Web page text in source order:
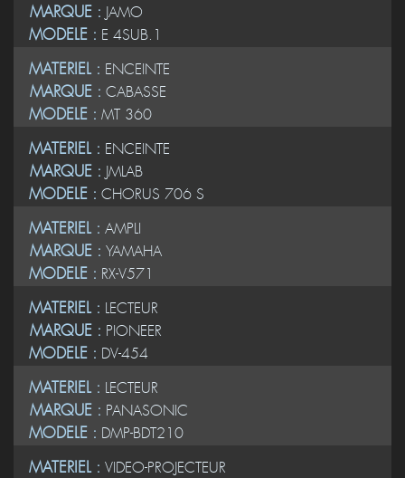
MARQUE : JAMO
MODELE : E 4SUB.1
MATERIEL : ENCEINTE
MARQUE : CABASSE
MODELE : MT 360
MATERIEL : ENCEINTE
MARQUE : JMLAB
MODELE : CHORUS 706 S
MATERIEL : AMPLI
MARQUE : YAMAHA
MODELE : RX-V571
MATERIEL : LECTEUR
MARQUE : PIONEER
MODELE : DV-454
MATERIEL : LECTEUR
MARQUE : PANASONIC
MODELE : DMP-BDT210
MATERIEL : VIDEO-PROJECTEUR